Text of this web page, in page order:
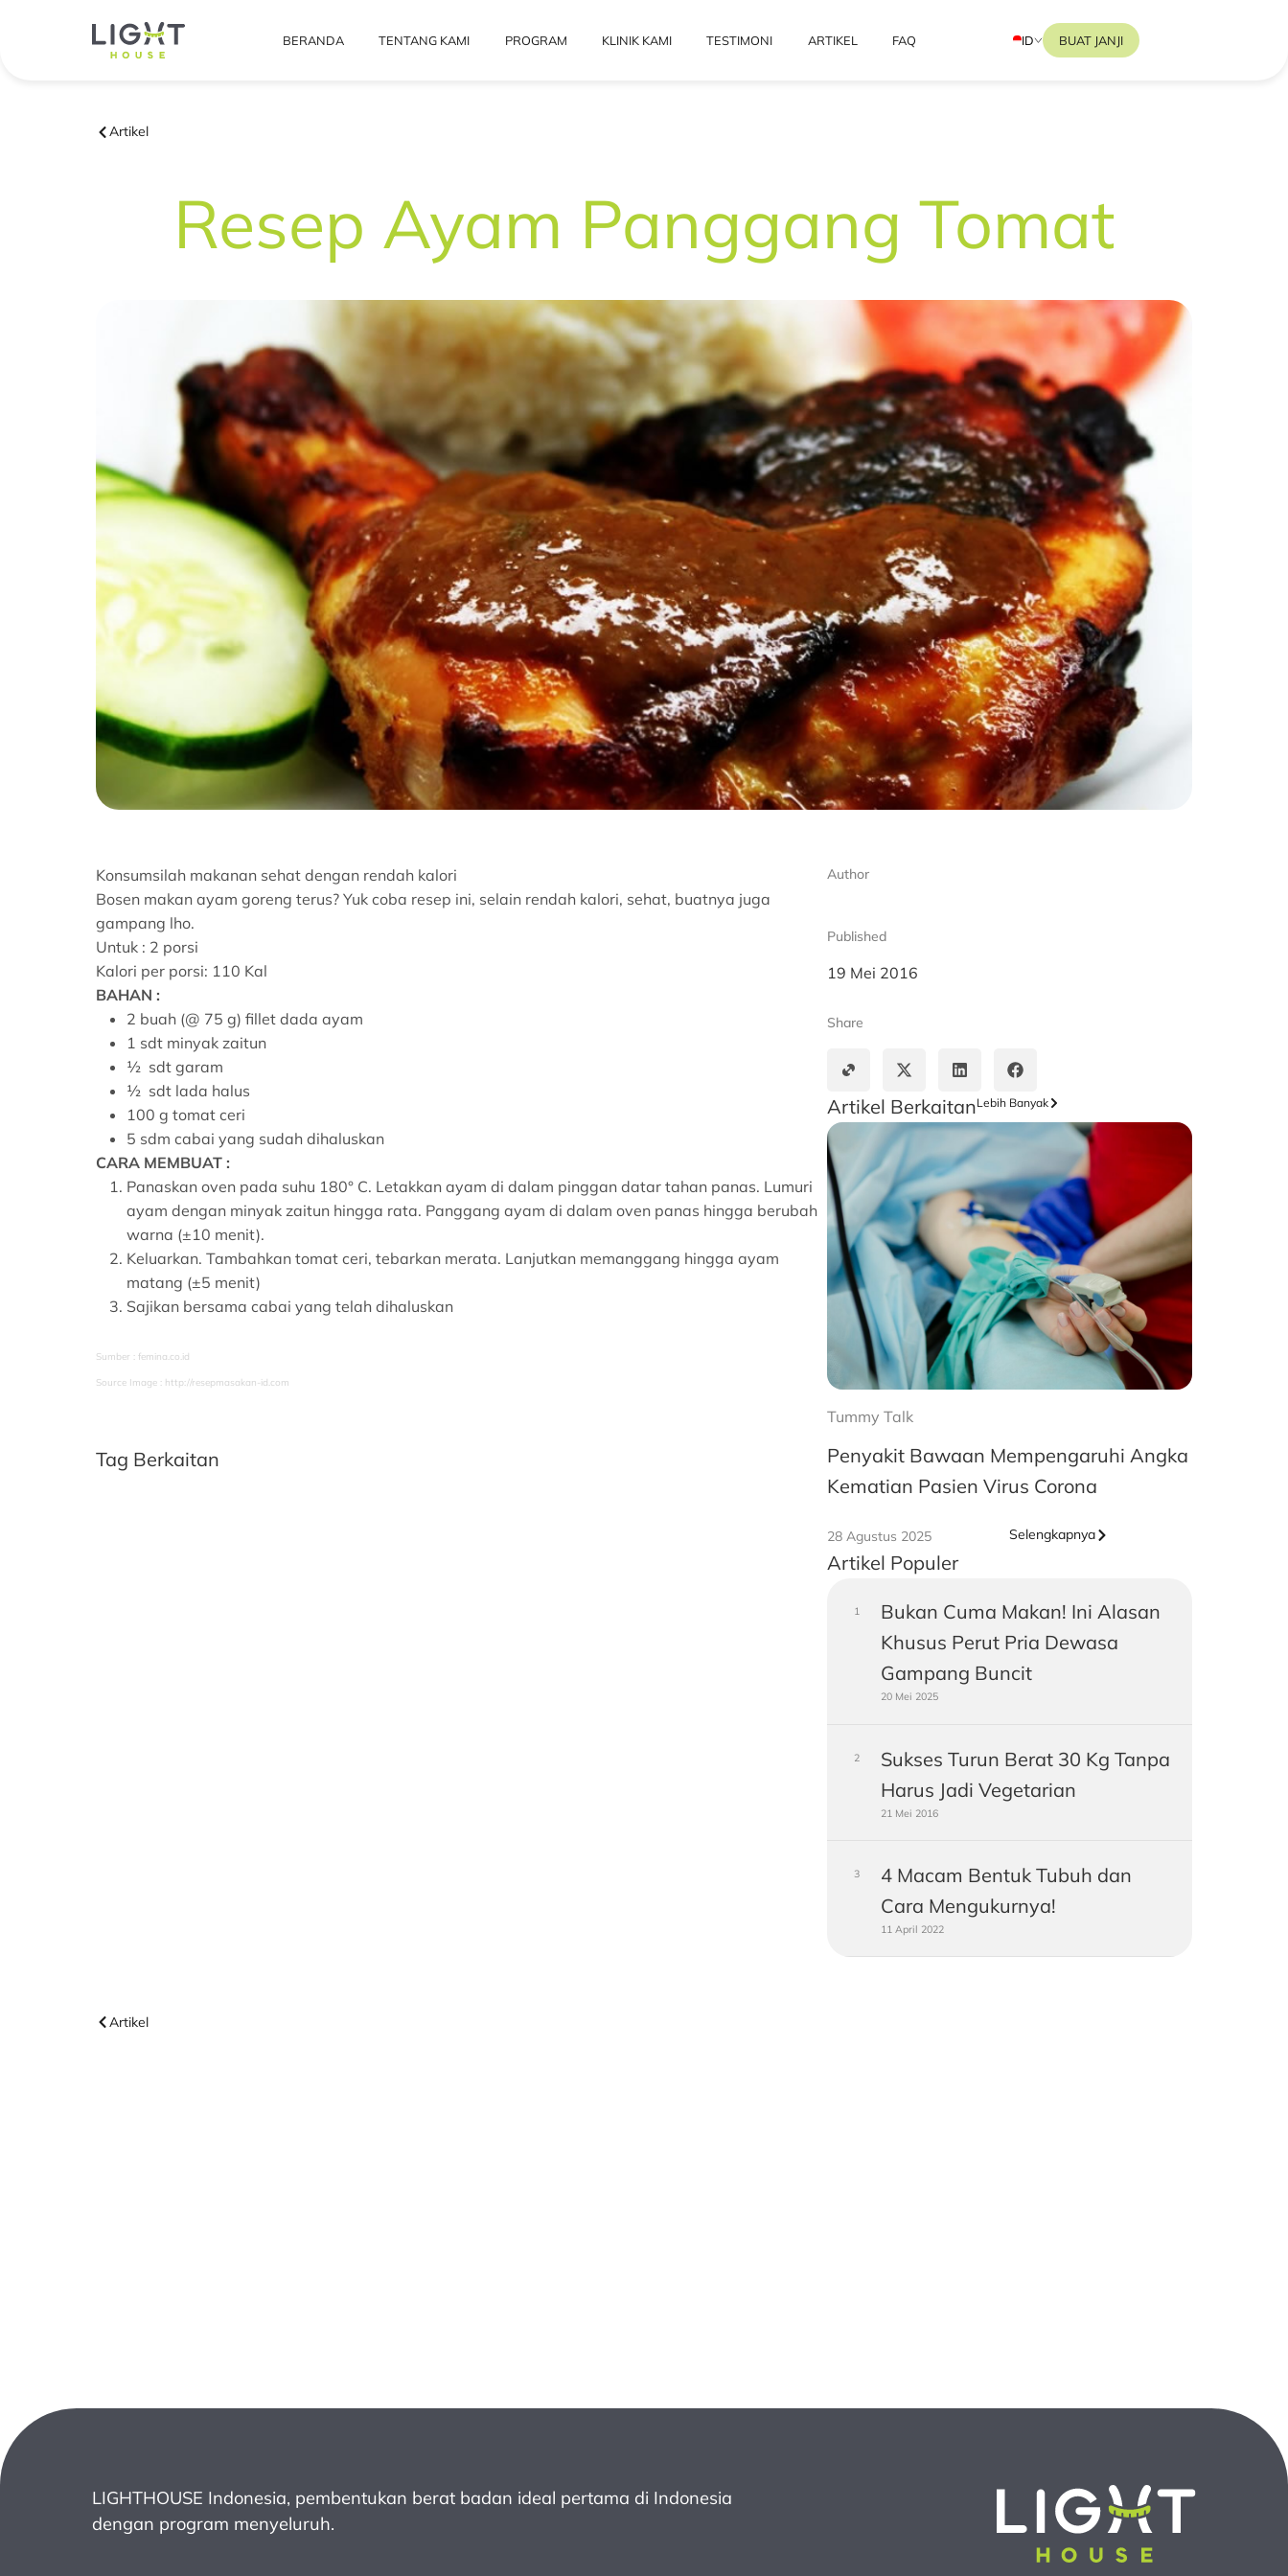
BERANDA TENTANG KAMI PROGRAM KLINIK KAMI TESTIMONI ARTIKEL FAQ ID BUAT JANJI
Artikel
Resep Ayam Panggang Tomat
Konsumsilah makanan sehat dengan rendah kalori
Bosen makan ayam goreng terus? Yuk coba resep ini, selain rendah kalori, sehat, buatnya juga
gampang lho.
Untuk : 2 porsi
Kalori per porsi: 110 Kal
BAHAN :
2 buah (@ 75 g) fillet dada ayam
1 sdt minyak zaitun
½ sdt garam
½ sdt lada halus
100 g tomat ceri
5 sdm cabai yang sudah dihaluskan
CARA MEMBUAT :
Panaskan oven pada suhu 180° C. Letakkan ayam di dalam pinggan datar tahan panas. Lumuri
ayam dengan minyak zaitun hingga rata. Panggang ayam di dalam oven panas hingga berubah
warna (±10 menit).
Keluarkan. Tambahkan tomat ceri, tebarkan merata. Lanjutkan memanggang hingga ayam
matang (±5 menit)
Sajikan bersama cabai yang telah dihaluskan
Sumber : femina.co.id
Source Image : http://resepmasakan-id.com
Tag Berkaitan
Author
Published
19 Mei 2016
Share
Artikel BerkaitanLebih Banyak
Tummy Talk
Penyakit Bawaan Mempengaruhi Angka
Kematian Pasien Virus Corona
28 Agustus 2025 Selengkapnya
Artikel Populer
Bukan Cuma Makan! Ini Alasan
Khusus Perut Pria Dewasa
Gampang Buncit
20 Mei 2025
Sukses Turun Berat 30 Kg Tanpa
Harus Jadi Vegetarian
21 Mei 2016
4 Macam Bentuk Tubuh dan
Cara Mengukurnya!
11 April 2022
Artikel
LIGHTHOUSE Indonesia, pembentukan berat badan ideal pertama di Indonesia
dengan program menyeluruh.